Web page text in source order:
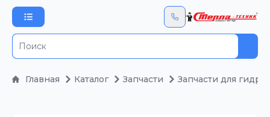
Главная Каталог Запчасти Запчасти для